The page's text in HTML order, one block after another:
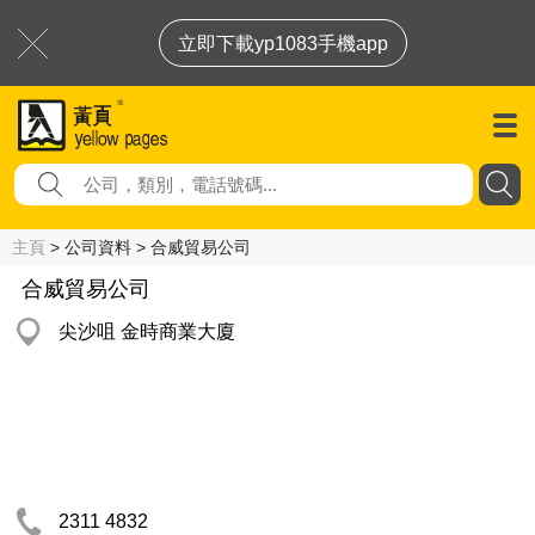
立即下載yp1083手機app
主頁 > 公司資料 > 合威貿易公司
合威貿易公司
尖沙咀 金時商業大廈
2311 4832